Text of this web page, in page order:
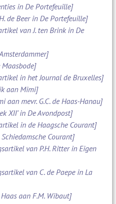
in De Portefeuille]
de Beer in De Portefeuille]
van J. ten Brink in De
in het Journal de Bruxelles]
aan Mimi]
aan mevr. G.C. de Haas-Hanau]
XII’ in De Avondpost]
in de Haagsche Courant]
Courant]
van P.H. Ritter in Eigen
van C. de Paepe in La
aan F.M. Wibaut]